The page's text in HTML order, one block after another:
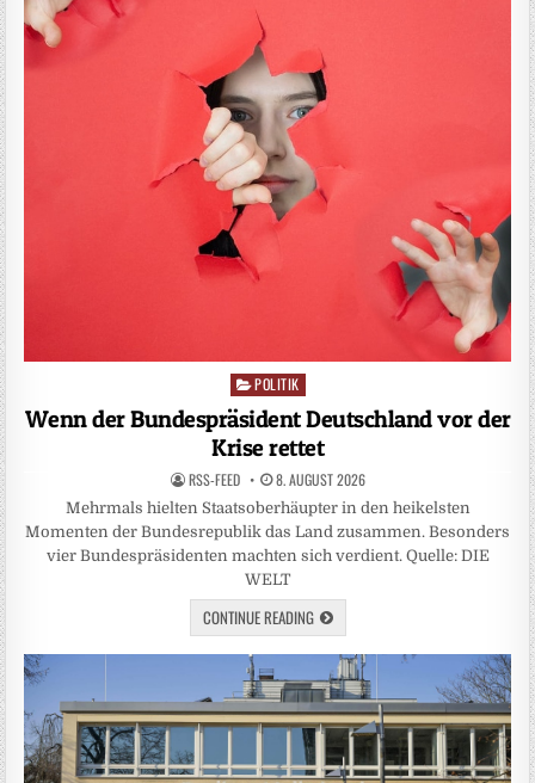
Posted
in
POLITIK
Wenn der Bundespräsident Deutschland vor der
Krise rettet
RSS-FEED 8. AUGUST 2026
Mehrmals hielten Staatsoberhäupter in den heikelsten
Momenten der Bundesrepublik das Land zusammen. Besonders
vier Bundespräsidenten machten sich verdient. Quelle: DIE
WELT
CONTINUE READING